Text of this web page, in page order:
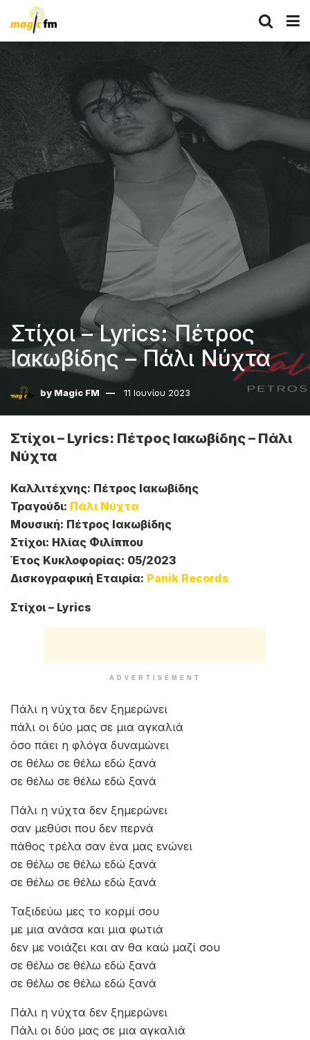
Στίχοι – Lyrics: Πέτρος
Ιακωβίδης – Πάλι Νύχτα
by Magic FM 11 Ιουνίου 2023
Στίχοι – Lyrics: Πέτρος Ιακωβίδης – Πάλι
Νύχτα
Καλλιτέχνης: Πέτρος Ιακωβίδης
Τραγούδι: Πάλι Νύχτα
Μουσική: Πέτρος Ιακωβίδης
Στίχοι: Ηλίας Φιλίππου
Έτος Κυκλοφορίας: 05/2023
Δισκογραφική Εταιρία: Panik Records
Στίχοι – Lyrics
ADVERTISEMENT
Πάλι η νύχτα δεν ξημερώνει
πάλι οι δύο μας σε μια αγκαλιά
όσο πάει η φλόγα δυναμώνει
σε θέλω σε θέλω εδώ ξανά
σε θέλω σε θέλω εδώ ξανά
Πάλι η νύχτα δεν ξημερώνει
σαν μεθύσι που δεν περνά
πάθος τρέλα σαν ένα μας ενώνει
σε θέλω σε θέλω εδώ ξανά
σε θέλω σε θέλω εδώ ξανά
Ταξιδεύω μες το κορμί σου
με μια ανάσα και μια φωτιά
δεν με νοιάζει και αν θα καώ μαζί σου
σε θέλω σε θέλω εδώ ξανά
σε θέλω σε θέλω εδώ ξανά
Πάλι η νύχτα δεν ξημερώνει
Πάλι οι δύο μας σε μια αγκαλιά